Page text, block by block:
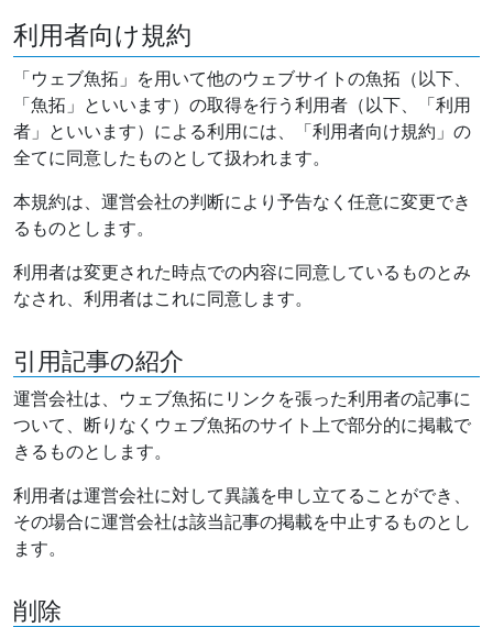
利用者向け規約
「ウェブ魚拓」を用いて他のウェブサイトの魚拓（以下、
「魚拓」といいます）の取得を行う利用者（以下、「利用
者」といいます）による利用には、「利用者向け規約」の
全てに同意したものとして扱われます。
本規約は、運営会社の判断により予告なく任意に変更でき
るものとします。
利用者は変更された時点での内容に同意しているものとみ
なされ、利用者はこれに同意します。
引用記事の紹介
運営会社は、ウェブ魚拓にリンクを張った利用者の記事に
ついて、断りなくウェブ魚拓のサイト上で部分的に掲載で
きるものとします。
利用者は運営会社に対して異議を申し立てることができ、
その場合に運営会社は該当記事の掲載を中止するものとし
ます。
削除